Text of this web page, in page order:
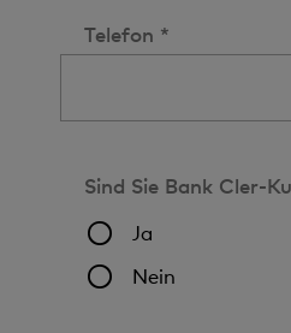
Telefon *
Sind Sie Bank Cler-
Ja
Nein